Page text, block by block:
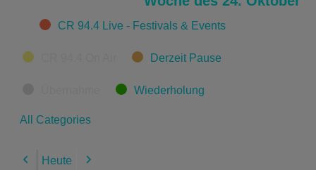
CategoriesCR 94.4 Live - Festivals & Events
Derzeit Pause
Wiederholung
All Categories
Previous
Heute Next